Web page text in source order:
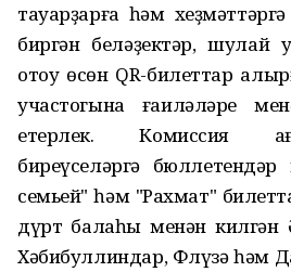
тауарҙарға һәм
биргән беләҙектәр, шулай
отоу өсөн QR-билеттар
участогына ғаиләләре
етерлек. Комиссия
биреүселәргә
семьей" һәм "Рахмат"
дүрт балаһы менән
Хәбибуллиндар, Флүзә һәм